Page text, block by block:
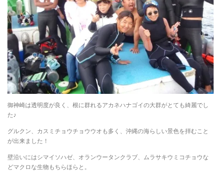
御神崎は透明度が良く、根に群れるアカネハナゴイの大群がとても綺麗でし
た♪
グルクン、カスミチョウチョウウオも多く、沖縄の海らしい景色を拝むこと
が出来ました！
壁沿いにはシマイソハゼ、オランウータンクラブ、ムラサキウミコチョウな
どマクロな生物もちらほらと。